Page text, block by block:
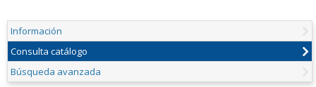
Información
Consulta catálogo
Búsqueda avanzada